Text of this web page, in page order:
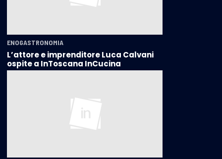
ENOGASTRONOMIA
L’attore e imprenditore Luca Calvani
ospite a InToscana InCucina